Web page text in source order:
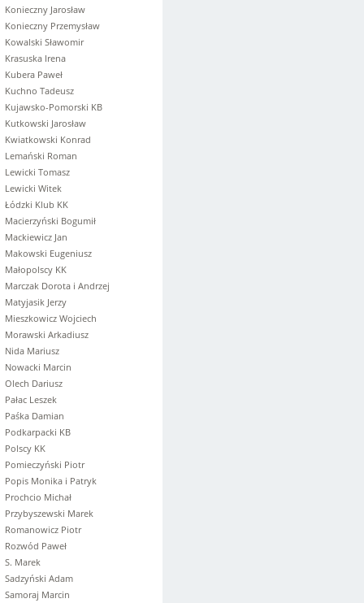
Konieczny Jarosław
Konieczny Przemysław
Kowalski Sławomir
Krasuska Irena
Kubera Paweł
Kuchno Tadeusz
Kujawsko-Pomorski KB
Kutkowski Jarosław
Kwiatkowski Konrad
Lemański Roman
Lewicki Tomasz
Lewicki Witek
Łódzki Klub KK
Macierzyński Bogumił
Mackiewicz Jan
Makowski Eugeniusz
Małopolscy KK
Marczak Dorota i Andrzej
Matyjasik Jerzy
Mieszkowicz Wojciech
Morawski Arkadiusz
Nida Mariusz
Nowacki Marcin
Olech Dariusz
Pałac Leszek
Paśka Damian
Podkarpacki KB
Polscy KK
Pomieczyński Piotr
Popis Monika i Patryk
Prochcio Michał
Przybyszewski Marek
Romanowicz Piotr
Rozwód Paweł
S. Marek
Sadzyński Adam
Samoraj Marcin